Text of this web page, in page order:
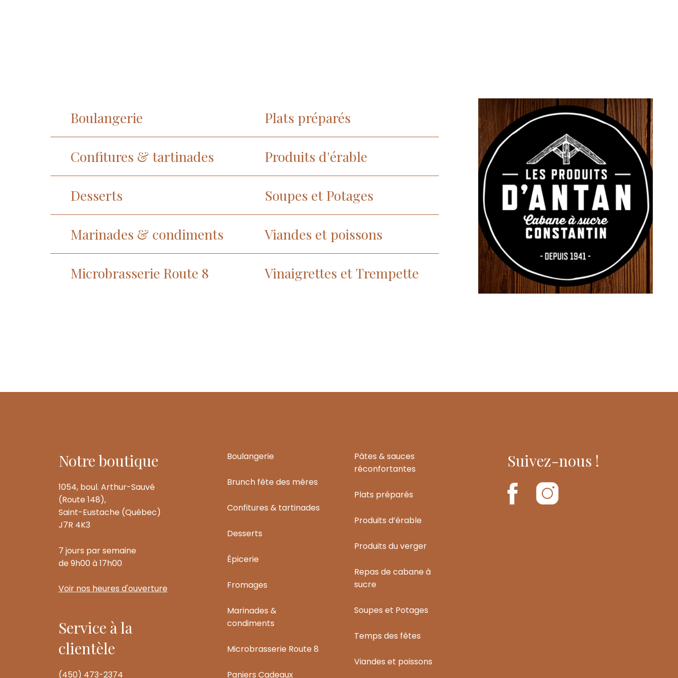
Boulangerie
Confitures & tartinades
Desserts
Marinades & condiments
Microbrasserie Route 8
Plats préparés
Produits d'érable
Soupes et Potages
Viandes et poissons
Vinaigrettes et Trempette
Notre boutique
1054, boul. Arthur-Sauvé
(Route 148),
Saint-Eustache (Québec)
J7R 4K3
7 jours par semaine
de 9h00 à 17h00
Voir nos heures d'ouverture
Service à la
clientèle
(450) 473-2374
Boulangerie
Brunch fête des mères
Confitures & tartinades
Desserts
Épicerie
Fromages
Marinades &
condiments
Microbrasserie Route 8
Paniers Cadeaux
Pâtes & sauces
réconfortantes
Plats préparés
Produits d’érable
Produits du verger
Repas de cabane à
sucre
Soupes et Potages
Temps des fêtes
Viandes et poissons
Suivez-nous !